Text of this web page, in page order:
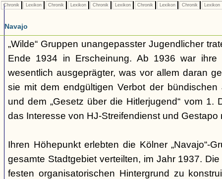
Chronik Lexikon Chronik Lexikon Chronik Lexikon Chronik Lexikon Chronik Lexikon
Navajo
„Wilde“ Gruppen unangepasster Jugendlicher
Ende 1934 in Erscheinung. Ab 1936 war ihre
wesentlich ausgeprägter, was vor allem daran
sie mit dem endgültigen Verbot der
und dem „Gesetz über die Hitlerjugend“ vom 1.
das Interesse von HJ-Streifendienst und Gestapo
Ihren Höhepunkt erlebten die Kölner „Navajo“-
gesamte Stadtgebiet verteilten, im Jahr 1937.
festen organisatorischen Hintergrund zu